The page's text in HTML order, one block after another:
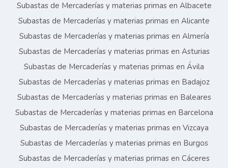
Subastas de Mercaderías y materias primas en Albacete
Subastas de Mercaderías y materias primas en Alicante
Subastas de Mercaderías y materias primas en Almería
Subastas de Mercaderías y materias primas en Asturias
Subastas de Mercaderías y materias primas en Ávila
Subastas de Mercaderías y materias primas en Badajoz
Subastas de Mercaderías y materias primas en Baleares
Subastas de Mercaderías y materias primas en Barcelona
Subastas de Mercaderías y materias primas en Vizcaya
Subastas de Mercaderías y materias primas en Burgos
Subastas de Mercaderías y materias primas en Cáceres